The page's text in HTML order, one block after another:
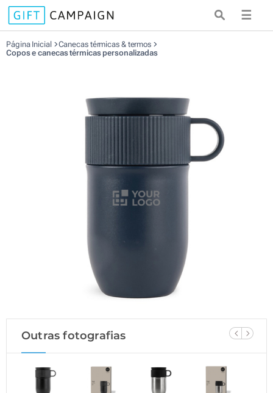
☰
Página Inicial
Canecas térmicas & termos
Copos e canecas térmicas personalizadas
Outras fotografias